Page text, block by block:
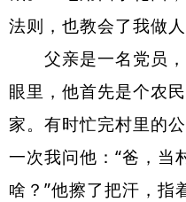
法则，也教会了我做人
父亲是一名党员，
眼里，他首先是个农
家。有时忙完村里的
一次我问他：“爸，当
啥？”他擦了把汗，指